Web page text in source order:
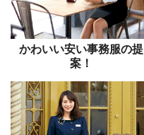
かわいい安い事務服の提
案！